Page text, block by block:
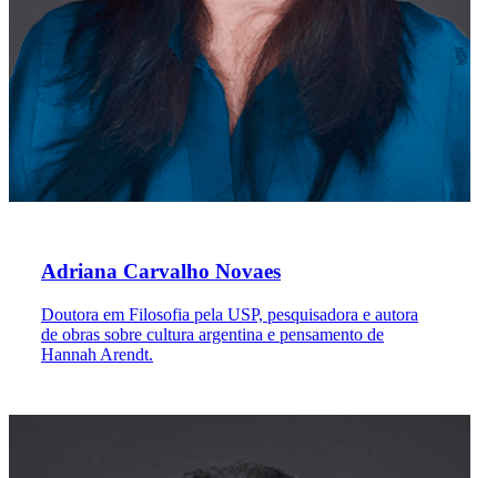
Adriana Carvalho Novaes
Doutora em Filosofia pela USP, pesquisadora e autora
de obras sobre cultura argentina e pensamento de
Hannah Arendt.